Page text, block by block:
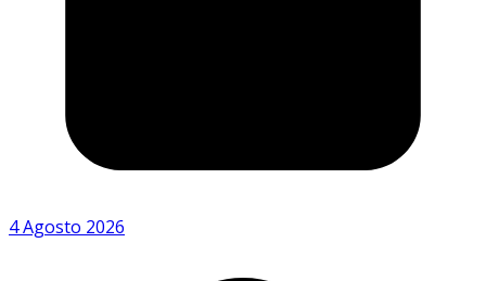
4 Agosto 2026